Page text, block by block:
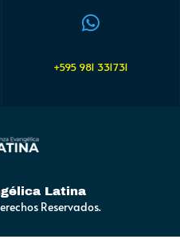

+595 981 331731
Latina
Reservados.